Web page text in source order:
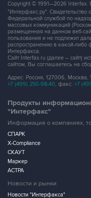
Copyright © 1991—2026 Interfax.
"Интерфакс.ру".
Федеральной службой по
массовых коммуникаций
размещенная на данном веб-
пользования и не подлежит
распространению в какой-
Интерфакса.
Сайт Interfax.ru (далее – сайт)
сайтом, Вы соглашаетесь на
Адрес: Россия, 127006, Москва,
+7 (499) 250-98-40, факс: +7
Продукты
"Интерфакс"
Информация о компаниях,
СПАРК
X-Compliance
СКАУТ
Маркер
АСТРА
Новости и рынки
Новости "Интерфакса"